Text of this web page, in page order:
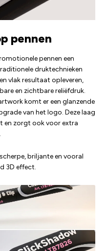
pennen
pennen een
druktechnieken
vlak resultaat opleveren,
en zichtbare reliëfdruk.
komt er een glanzende
van het logo. Deze laag
en zorgt ook voor extra
briljante en vooral
3D effect.